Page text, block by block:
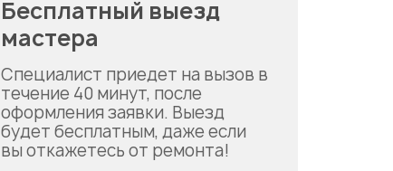
Бесплатный выезд
мастера
Специалист приедет на вызов в
течение 40 минут, после
оформления заявки. Выезд
будет бесплатным, даже если
вы откажетесь от ремонта!